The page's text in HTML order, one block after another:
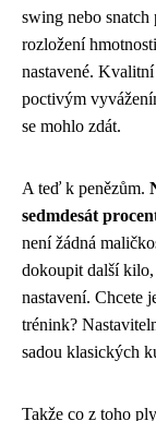
swing nebo snatch
rozložení
nastavené.
poctivým
se mohlo zdát.
A teď k penězům.
sedmdesát
není žádná
dokoupit další kilo,
nastavení. Chcete
trénink?
sadou klasických
Takže co z toho